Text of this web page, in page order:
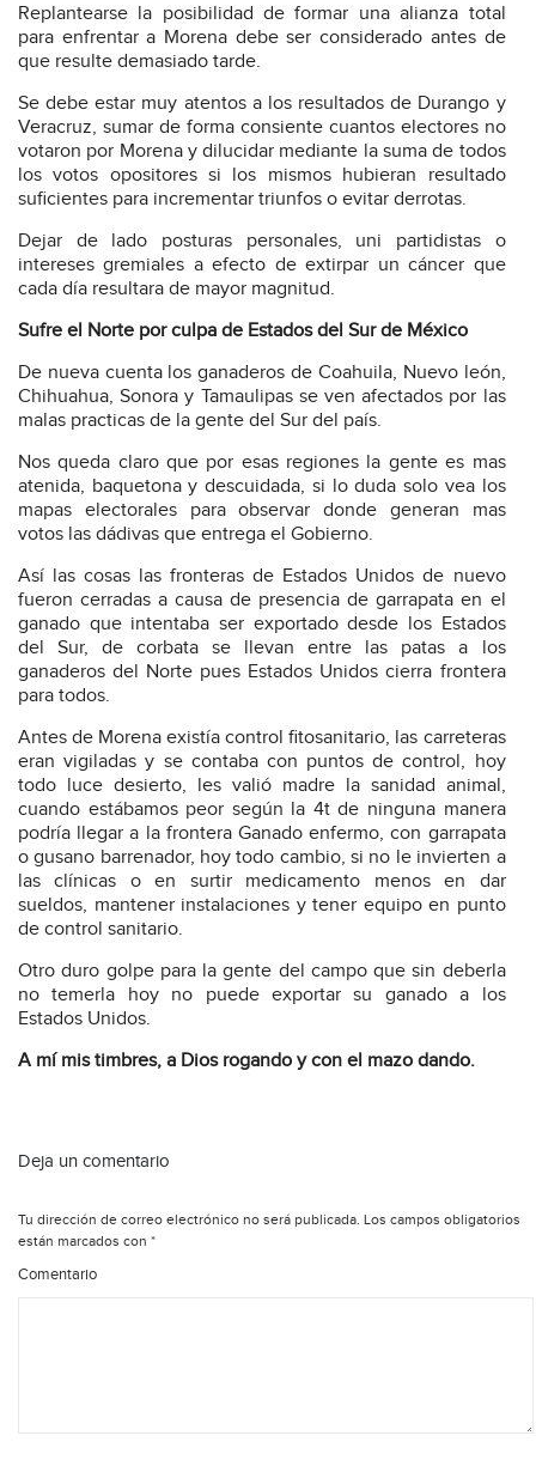
Replantearse la posibilidad de formar una alianza total
para enfrentar a Morena debe ser considerado antes de
que resulte demasiado tarde.
Se debe estar muy atentos a los resultados de Durango y
Veracruz, sumar de forma consiente cuantos electores no
votaron por Morena y dilucidar mediante la suma de todos
los votos opositores si los mismos hubieran resultado
suficientes para incrementar triunfos o evitar derrotas.
Dejar de lado posturas personales, uni partidistas o
intereses gremiales a efecto de extirpar un cáncer que
cada día resultara de mayor magnitud.
Sufre el Norte por culpa de Estados del Sur de México
De nueva cuenta los ganaderos de Coahuila, Nuevo león,
Chihuahua, Sonora y Tamaulipas se ven afectados por las
malas practicas de la gente del Sur del país.
Nos queda claro que por esas regiones la gente es mas
atenida, baquetona y descuidada, si lo duda solo vea los
mapas electorales para observar donde generan mas
votos las dádivas que entrega el Gobierno.
Así las cosas las fronteras de Estados Unidos de nuevo
fueron cerradas a causa de presencia de garrapata en el
ganado que intentaba ser exportado desde los Estados
del Sur, de corbata se llevan entre las patas a los
ganaderos del Norte pues Estados Unidos cierra frontera
para todos.
Antes de Morena existía control fitosanitario, las carreteras
eran vigiladas y se contaba con puntos de control, hoy
todo luce desierto, les valió madre la sanidad animal,
cuando estábamos peor según la 4t de ninguna manera
podría llegar a la frontera Ganado enfermo, con garrapata
o gusano barrenador, hoy todo cambio, si no le invierten a
las clínicas o en surtir medicamento menos en dar
sueldos, mantener instalaciones y tener equipo en punto
de control sanitario.
Otro duro golpe para la gente del campo que sin deberla
no temerla hoy no puede exportar su ganado a los
Estados Unidos.
A mí mis timbres, a Dios rogando y con el mazo dando.
Deja un comentario
Tu dirección de correo electrónico no será publicada. Los campos obligatorios
están marcados con *
Comentario